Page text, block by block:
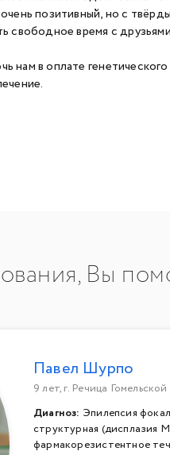
позитивный, но с
свободное время с
нам в оплате
Вы
Павел Шурпо
9 лет, г. Речица
Диагноз: Эпилепсия
структурная (дисплазия
фармакорезистентное